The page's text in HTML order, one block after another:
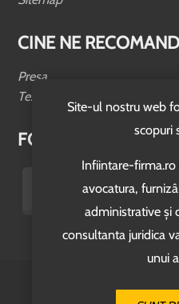
Site-ul nostru web
scopuri
Infiintare-
avocatura,
administrative și
consultanta juridica
unui
CINE NE
Presa
Testimoniale
FOLLOW US
© 2026.